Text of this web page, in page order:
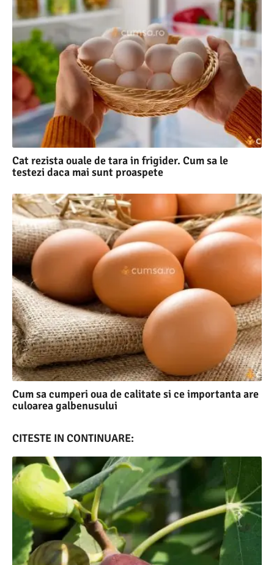
Cat rezista ouale de tara in frigider. Cum sa le
testezi daca mai sunt proaspete
Cum sa cumperi oua de calitate si ce importanta are
culoarea galbenusului
CITESTE IN CONTINUARE: